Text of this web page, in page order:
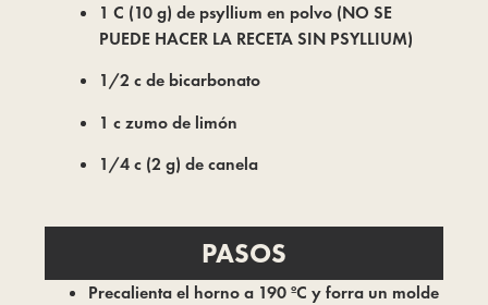
1 C (10 g) de psyllium en polvo (NO SE
PUEDE HACER LA RECETA SIN PSYLLIUM)
1/2 c de bicarbonato
1 c zumo de limón
1/4 c (2 g) de canela
PASOS
Precalienta el horno a 190 ºC y forra un molde